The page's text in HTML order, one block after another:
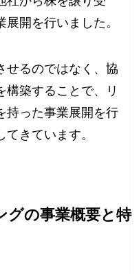
開を行いました。
せるのではなく、協
構築することで、リ
持った事業展開を行
きています。
グの事業概要と特